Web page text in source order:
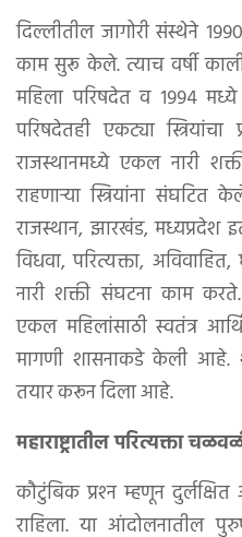
दिल्लीतील जागोरी संस्थेने
काम सुरू केले. त्याच वर्षी
महिला परिषदेत व १९९४
परिषदेतही एकट्या
राजस्थानमध्ये एकल नारी
राहणार्‍या स्त्रियांना
राजस्थान, झारखंड, मध्यप्रदेश
विधवा, परित्यक्ता,
नारी शक्ती संघटना काम करते.
एकल महिलांसाठी स्वतंत्र
मागणी शासनाकडे केली आहे.
तयार करून दिला आहे.
महाराष्ट्रातील परित्यक्ता
कौटुंबिक प्रश्‍न म्हणून
राहिला. या आंदोलनातील